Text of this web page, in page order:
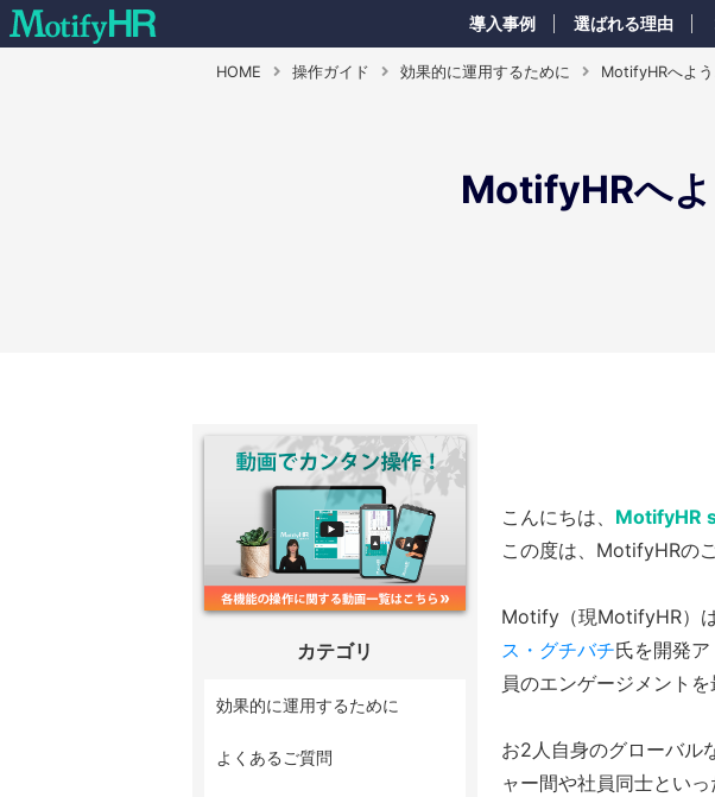
導入事例 選ばれる理由
HOME 操作ガイド 効果的に運用するために MotifyHRへよう
MotifyHRへよ
こんにちは、 MotifyHR
この度は、MotifyHRの
Motify（現MotifyHR）
ス・グチバチ氏を開発
員のエンゲージメント
お2人自身のグローバル
ャー間や社員同士とい
カテゴリ
効果的に運用するために
よくあるご質問